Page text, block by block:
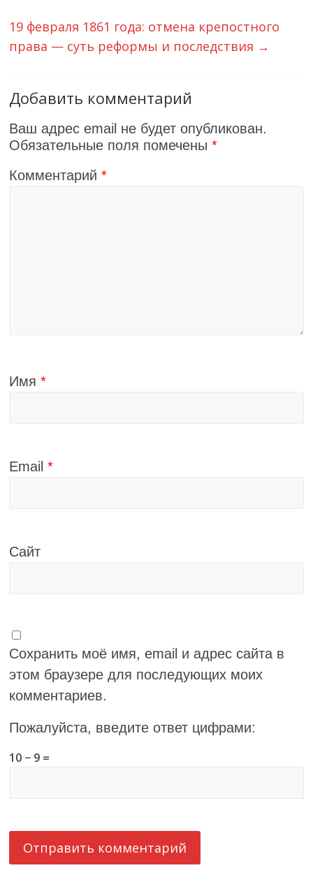
19 февраля 1861 года: отмена крепостного
права — суть реформы и последствия →
Добавить комментарий
Ваш адрес email не будет опубликован.
Обязательные поля помечены*
Комментарий*
Имя*
Email*
Сайт
Сохранить моё имя, email и адрес сайта в
этом браузере для последующих моих
комментариев.
Пожалуйста, введите ответ цифрами:
10 − 9 =